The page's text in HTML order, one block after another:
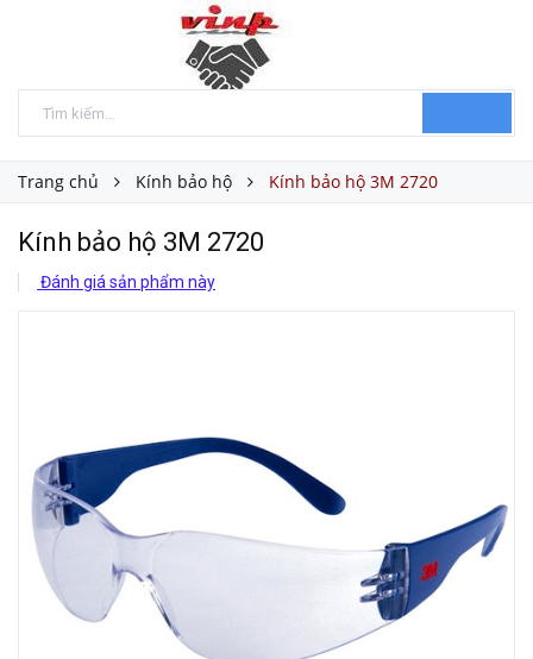
Trang chủ Kính bảo hộ Kính bảo hộ 3M 2720
Kính bảo hộ 3M 2720
Đánh giá sản phẩm này